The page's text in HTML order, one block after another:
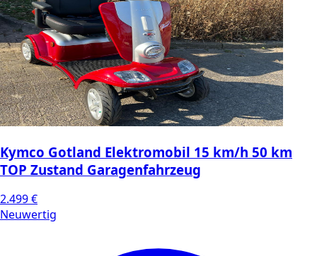
Kymco Gotland Elektromobil 15 km/h 50 km
TOP Zustand Garagenfahrzeug
2.499 €
Neuwertig